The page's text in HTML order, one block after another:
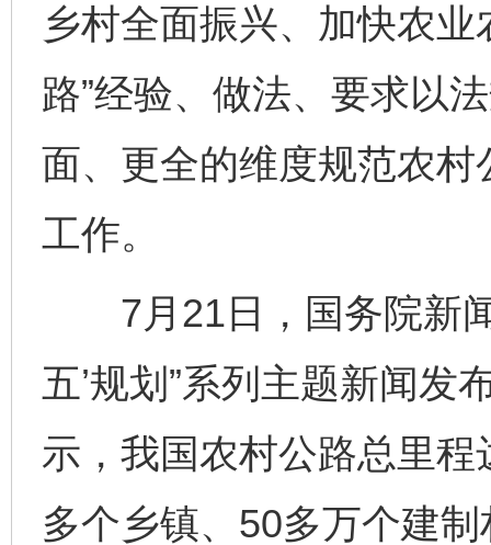
乡村全面振兴、加快农
路”经验、做法、要求以
面、更全的维度规范农
工作。
7月21日，国务院新闻
五’规划”系列主题新闻发
示，我国农村公路总里
多个乡镇、50多万个建